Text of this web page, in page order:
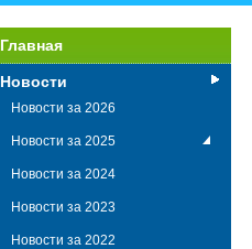
Главная
Новости
Новости за 2026
Новости за 2025
Новости за 2024
Новости за 2023
Новости за 2022